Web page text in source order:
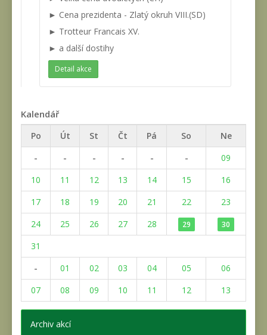
► Cena prezidenta - Zlatý okruh VIII.(SD)
► Trotteur Francais XV.
► a další dostihy
Detail akce
Kalendář
Po Út St Čt Pá So
Ne
-
- - - - -
09
10
11 12 13 14 15
16
17
18 19 20 21 22
23
24
25 26 27 28 29 30
31
-
01 02 03 04 05
06
07
08 09 10 11 12 13
Archiv akcí